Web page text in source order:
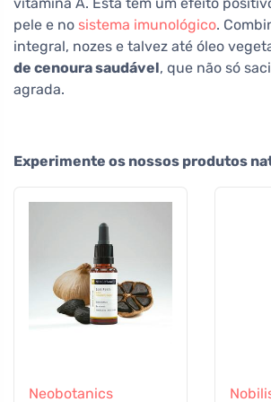
pele e no sistema imunológico.
integral, nozes e talvez até óleo
de cenoura saudável, que não só
agrada.
Experimente os nossos produtos
Neobotanics